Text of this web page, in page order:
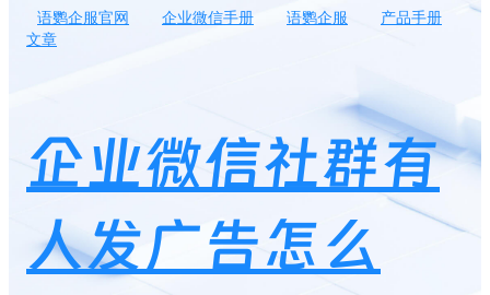
语鹦企服官网 企业微信手册 语鹦企服
产品手册
文章
企业微信社群有
人发广告怎么